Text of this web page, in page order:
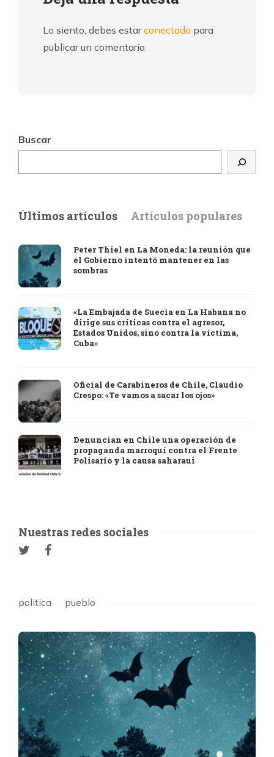
Lo siento, debes estarconectado para
publicar un comentario.
Buscar
Últimos artículos Artículos populares
Peter Thiel en La Moneda: la reunión que
el Gobierno intentó mantener en las
sombras
«La Embajada de Suecia en La Habana no
dirige sus críticas contra el agresor,
Estados Unidos, sino contra la víctima,
Cuba»
Oficial de Carabineros de Chile, Claudio
Crespo: «Te vamos a sacar los ojos»
Denuncian en Chile una operación de
propaganda marroquí contra el Frente
Polisario y la causa saharaui
Nuestras redes sociales
politica pueblo